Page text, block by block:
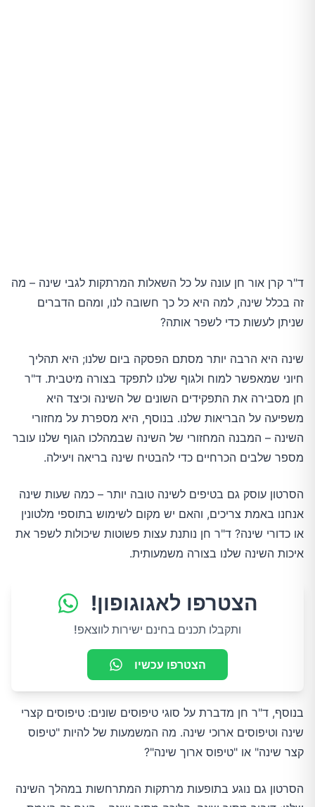
ד"ר קרן אור חן עונה על כל השאלות המרתקות לגבי שינה – מה
זה בכלל שינה, למה היא כל כך חשובה לנו, ומהם הדברים
שניתן לעשות כדי לשפר אותה?
שינה היא הרבה יותר מסתם הפסקה ביום שלנו; היא תהליך
חיוני שמאפשר למוח ולגוף שלנו לתפקד בצורה מיטבית. ד"ר
חן מסבירה את התפקידים השונים של השינה וכיצד היא
משפיעה על הבריאות שלנו. בנוסף, היא מספרת על מחזורי
השינה – המבנה המחזורי של השינה שבמהלכו הגוף שלנו עובר
מספר שלבים הכרחיים כדי להבטיח שינה בריאה ויעילה.
הסרטון עוסק גם בטיפים לשינה טובה יותר – כמה שעות שינה
אנחנו באמת צריכים, והאם יש מקום לשימוש בתוספי מלטונין
או כדורי שינה? ד"ר חן נותנת עצות פשוטות שיכולות לשפר את
איכות השינה שלנו בצורה משמעותית.
הצטרפו לאגוגופון!
ותקבלו תכנים בחינם ישירות לווצאפ!
הצטרפו עכשיו
בנוסף, ד"ר חן מדברת על סוגי טיפוסים שונים: טיפוסים קצרי
שינה וטיפוסים ארוכי שינה. מה המשמעות של להיות "טיפוס
קצר שינה" או "טיפוס ארוך שינה"?
הסרטון גם נוגע בתופעות מרתקות המתרחשות במהלך השינה